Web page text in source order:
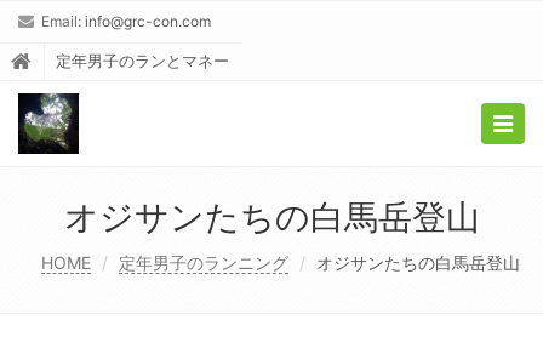
Email: info@grc-con.com
定年男子のランとマネー
オジサンたちの白馬岳登山
HOME 定年男子のランニング オジサンたちの白馬岳登山